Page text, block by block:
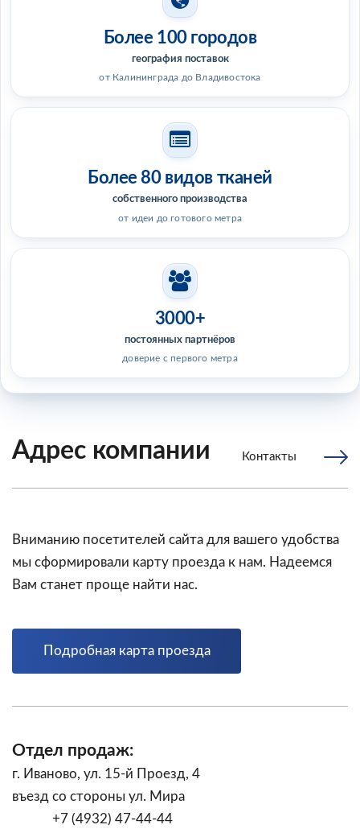
Более 100 городов
география поставок
от Калининграда до Владивостока
Более 80 видов тканей
собственного производства
от идеи до готового метра
3000+
постоянных партнёров
доверие с первого метра
Адрес компании Контакты
Вниманию посетителей сайта для вашего удобства
мы сформировали карту проезда к нам. Надеемся
Вам станет проще найти нас.
Подробная карта проезда
Отдел продаж:
г. Иваново, ул. 15-й Проезд, 4
въезд со стороны ул. Мира
+7 (4932) 47-44-44